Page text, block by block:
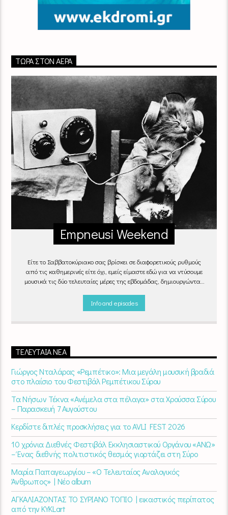
ΤΏΡΑ ΣΤΟΝ ΑΈΡΑ
Empneusi Weekend
Είτε το Σαββατοκύριακο σας βρίσκει σε διαφορετικούς ρυθμούς
από τις καθημερινές είτε όχι, εμείς είμαστε εδώ για να ντύσουμε
μουσικά τις δύο τελευταίες μέρες της εβδομάδας, δημιουργώντας
Info and episodes
ΤΕΛΕΥΤΑΊΑ ΝΈΑ
Γιώργος Νταλάρας «Ρεμπέτικο»: Μια μεγάλη μουσική βραδιά
στο πλαίσιο του Φεστιβάλ Ρεμπέτικου Σύρου
Τα Νήσων Τέκνα «Ανέμελα στα πέλαγα» στα Χρούσσα Σύρου
– Παρασκευή 7 Αυγούστου
Κερδίστε διπλές προσκλήσεις για το AVLI FEST 2026
10 χρόνια Διεθνές Φεστιβάλ Εκκλησιαστικού Οργάνου «ΑΝΩ»
– Ένας διεθνής πολιτιστικός θεσμός γιορτάζει στη Σύρο​
Μαρία Παπαγεωργίου – «Ο Τελευταίος Αναλογικός
Άνθρωπος» | Νέο album
ΑΓΚΑΛΙΑΖΟΝΤΑΣ ΤΟ ΣΥΡΙΑΝΟ ΤΟΠΙΟ | εικαστικός περίπατος
από την KYKLart